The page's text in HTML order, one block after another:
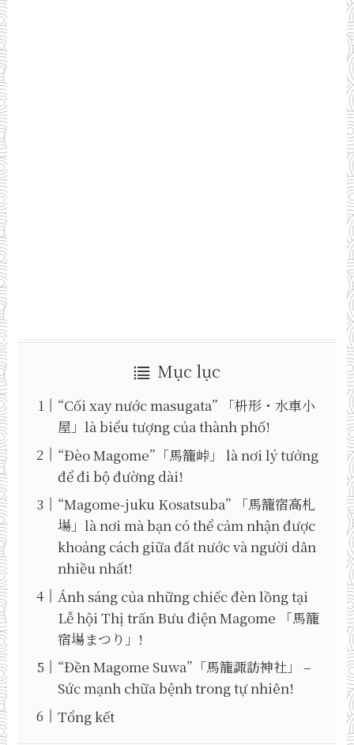
Mục lục
“Cối xay nước masugata” 「枡形・水車小
屋」là biểu tượng của thành phố!
“Đèo Magome”「馬籠峠」 là nơi lý tưởng
để đi bộ đường dài!
“Magome-juku Kosatsuba” 「馬籠宿高札
場」là nơi mà bạn có thể cảm nhận được
khoảng cách giữa đất nước và người dân
nhiều nhất!
Ánh sáng của những chiếc đèn lồng tại
Lễ hội Thị trấn Bưu điện Magome 「馬籠
宿場まつり」!
“Đền Magome Suwa”「馬籠諏訪神社」 –
Sức mạnh chữa bệnh trong tự nhiên!
Tổng kết